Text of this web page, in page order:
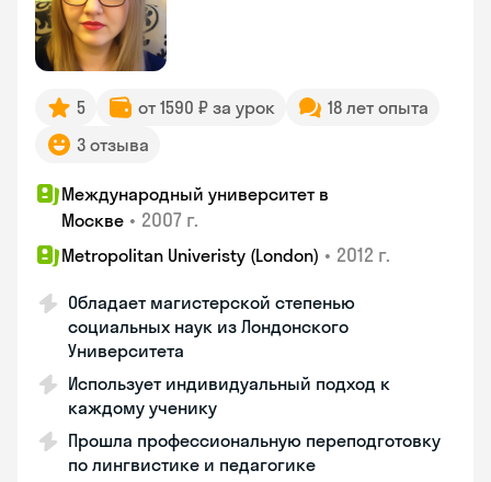
5 от 1590 ₽ за урок
18 лет опыта
3 отзыва
Международный университет в
Москве • 2007 г.
Metropolitan Univeristy (London) • 2012 г.
Обладает магистерской степенью
социальных наук из Лондонского
Университета
Использует индивидуальный подход к
каждому ученику
Прошла профессиональную переподготовку
по лингвистике и педагогике